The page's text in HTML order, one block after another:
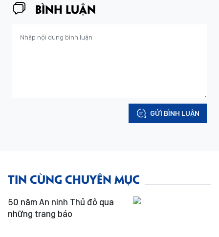
BÌNH LUẬN
GỬI BÌNH LUẬN
TIN CÙNG CHUYÊN MỤC
50 năm An ninh Thủ đô qua
những trang báo